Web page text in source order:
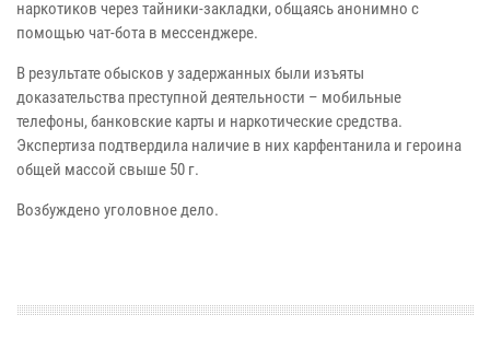
наркотиков через тайники-закладки, общаясь анонимно с
помощью чат-бота в мессенджере.
В результате обысков у задержанных были изъяты
доказательства преступной деятельности – мобильные
телефоны, банковские карты и наркотические средства.
Экспертиза подтвердила наличие в них карфентанила и героина
общей массой свыше 50 г.
Возбуждено уголовное дело.